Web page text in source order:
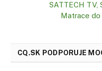
SATTECH TV,
Matrace do
CQ.SK PODPORUJE